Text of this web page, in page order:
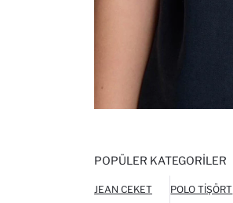
POPÜLER KATEGORILER
JEAN CEKET POLO TIŞÖRT